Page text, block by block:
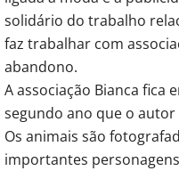
solidário do trabalho
faz trabalhar com
abandono.
A associação Bianca fica
segundo ano que o
Os animais são
importantes